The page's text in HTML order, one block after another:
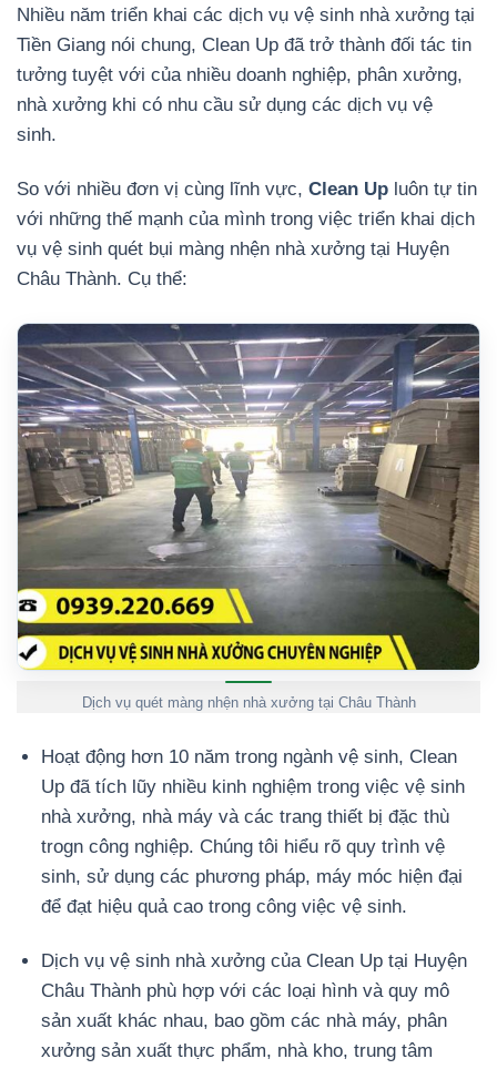
Nhiều năm triển khai các dịch vụ vệ sinh nhà xưởng tại
Tiền Giang nói chung, Clean Up đã trở thành đối tác tin
tưởng tuyệt với của nhiều doanh nghiệp, phân xưởng,
nhà xưởng khi có nhu cầu sử dụng các dịch vụ vệ
sinh.
So với nhiều đơn vị cùng lĩnh vực, Clean Up luôn tự tin
với những thế mạnh của mình trong việc triển khai dịch
vụ vệ sinh quét bụi màng nhện nhà xưởng tại Huyện
Châu Thành. Cụ thể:
Dịch vụ quét màng nhện nhà xưởng tại Châu Thành
Hoạt động hơn 10 năm trong ngành vệ sinh, Clean
Up đã tích lũy nhiều kinh nghiệm trong việc vệ sinh
nhà xưởng, nhà máy và các trang thiết bị đặc thù
trogn công nghiệp. Chúng tôi hiểu rõ quy trình vệ
sinh, sử dụng các phương pháp, máy móc hiện đại
để đạt hiệu quả cao trong công việc vệ sinh.
Dịch vụ vệ sinh nhà xưởng của Clean Up tại Huyện
Châu Thành phù hợp với các loại hình và quy mô
sản xuất khác nhau, bao gồm các nhà máy, phân
xưởng sản xuất thực phẩm, nhà kho, trung tâm